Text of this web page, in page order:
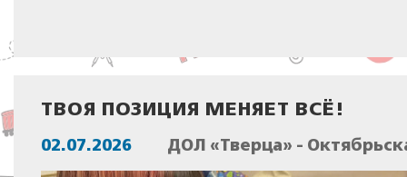
ТВОЯ ПОЗИЦИЯ МЕНЯЕТ ВСЁ!
02.07.2026 ДОЛ «Тверца» -